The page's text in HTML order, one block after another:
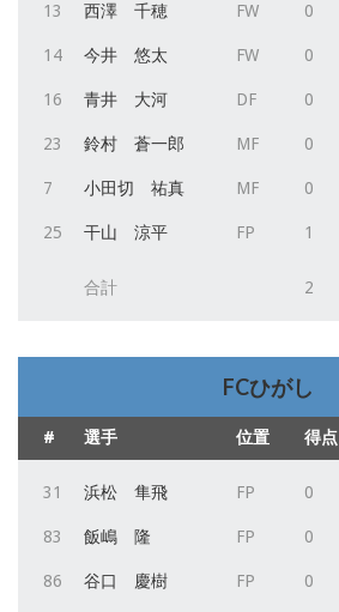
13 西澤 千穂 FW 0
14 今井 悠太 FW 0
16 青井 大河 DF 0
23 鈴村 蒼一郎 MF 0
7 小田切 祐真 MF 0
25 干山 涼平 FP 1
合計 2
FCひがし
# 選手 位置 得点
31 浜松 隼飛 FP 0
83 飯嶋 隆 FP 0
86 谷口 慶樹 FP 0